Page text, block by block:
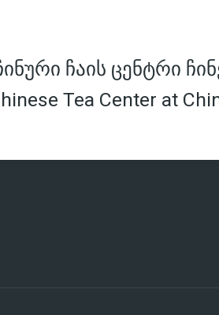
ჩაის ცენტრი
Tea Center at